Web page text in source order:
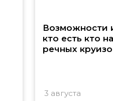
Возможности
кто есть кто
речных
3 августа